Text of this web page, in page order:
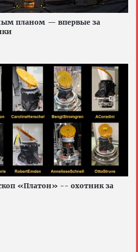
планом — впервые за
«Платон» -- охотник за